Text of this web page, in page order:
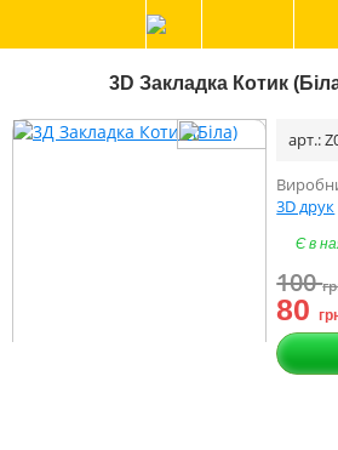
3D Закладка Котик
арт.:
3D друк
Є в
100
80